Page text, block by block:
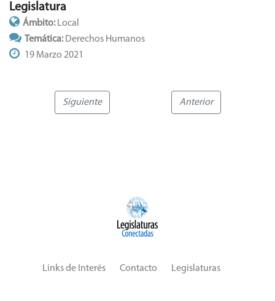
Legislatura
Ámbito:Local
Temática:Derechos Humanos
19 Marzo 2021
Siguiente Anterior
Links de Interés Contacto Legislaturas